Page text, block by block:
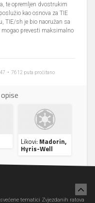
te opremljen dvostrukim
kao osnova za TIE
TIE/sh je bio naoružan sa
prevesti maksimalno
• 7612 puta pročitano
Likovi: Madorin,
Hyris-Well
tematici Zvjezdanih ratova